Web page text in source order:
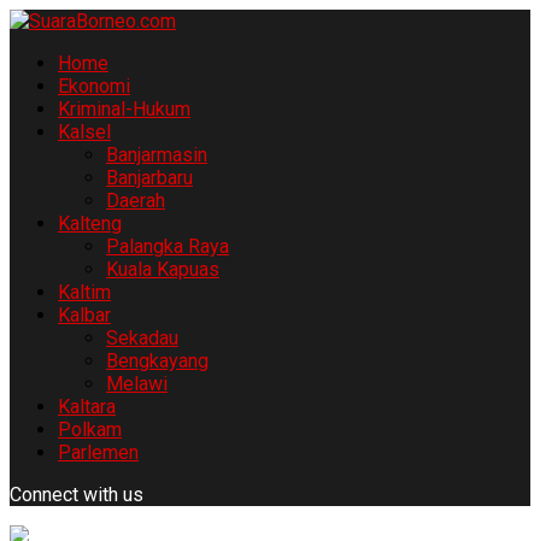
Home
Ekonomi
Kriminal-Hukum
Kalsel
Banjarmasin
Banjarbaru
Daerah
Kalteng
Palangka Raya
Kuala Kapuas
Kaltim
Kalbar
Sekadau
Bengkayang
Melawi
Kaltara
Polkam
Parlemen
Connect with us